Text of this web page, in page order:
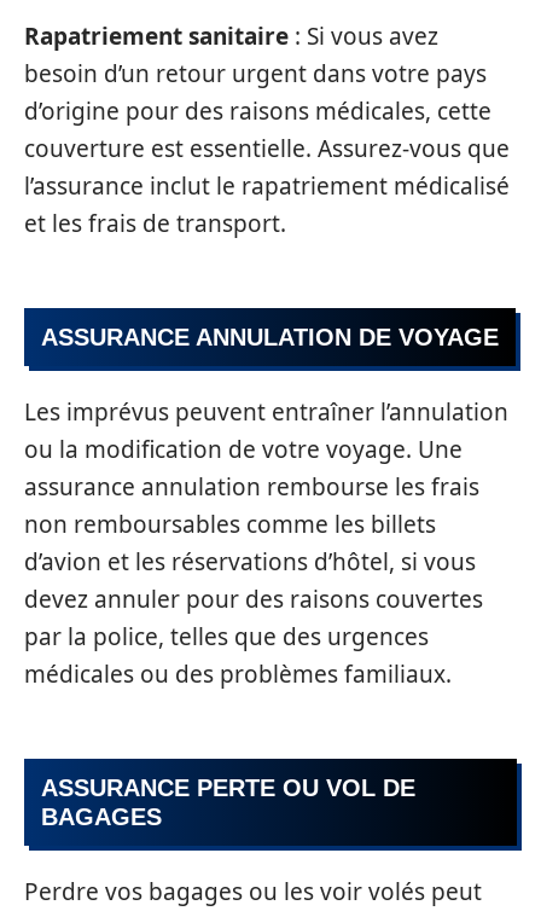
Rapatriement sanitaire : Si vous avez
besoin d’un retour urgent dans votre pays
d’origine pour des raisons médicales, cette
couverture est essentielle. Assurez-vous que
l’assurance inclut le rapatriement médicalisé
et les frais de transport.
ASSURANCE ANNULATION DE VOYAGE
Les imprévus peuvent entraîner l’annulation
ou la modification de votre voyage. Une
assurance annulation rembourse les frais
non remboursables comme les billets
d’avion et les réservations d’hôtel, si vous
devez annuler pour des raisons couvertes
par la police, telles que des urgences
médicales ou des problèmes familiaux.
ASSURANCE PERTE OU VOL DE
BAGAGES
Perdre vos bagages ou les voir volés peut